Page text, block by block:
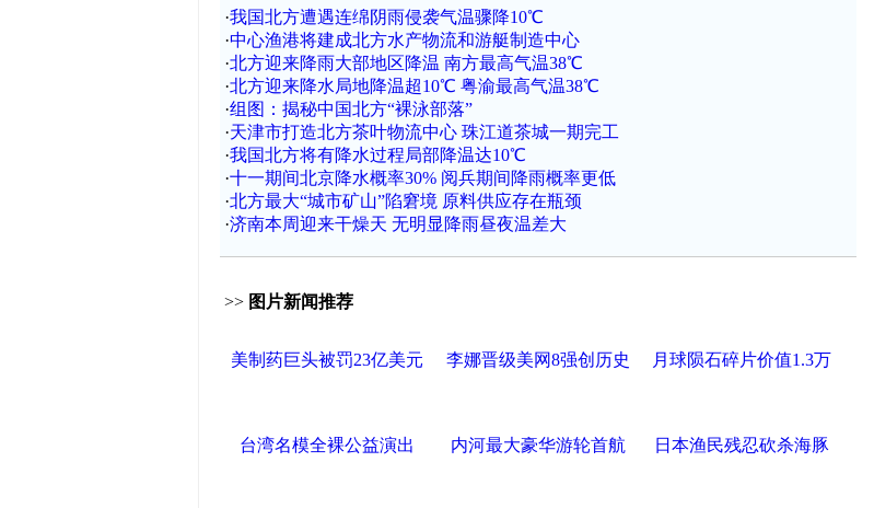
·我国北方遭遇连绵阴雨侵袭气温骤降10℃
·中心渔港将建成北方水产物流和游艇制造中心
·北方迎来降雨大部地区降温 南方最高气温38℃
·北方迎来降水局地降温超10℃ 粤渝最高气温38℃
·组图：揭秘中国北方“裸泳部落”
·天津市打造北方茶叶物流中心 珠江道茶城一期完工
·我国北方将有降水过程局部降温达10℃
·十一期间北京降水概率30% 阅兵期间降雨概率更低
·北方最大“城市矿山”陷窘境 原料供应存在瓶颈
·济南本周迎来干燥天 无明显降雨昼夜温差大
>> 图片新闻推荐
美制药巨头被罚23亿美元 李娜晋级美网8强创历史 月球陨石碎片价值1.3万
台湾名模全裸公益演出 内河最大豪华游轮首航 日本渔民残忍砍杀海豚